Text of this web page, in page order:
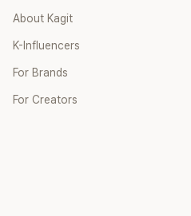
About Kagit
K-Influencers
For Brands
For Creators